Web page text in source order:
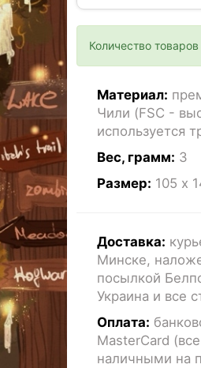
Количество
Материал:
Чили (FSC -
используется
Вес, грамм: 3
Размер: 105 x
Доставка:
Минске,
посылкой
Украина и все
Оплата:
MasterCard
наличными на